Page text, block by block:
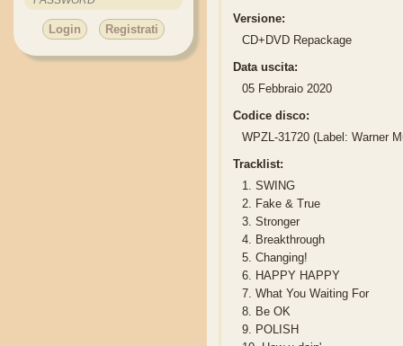
Login Registrati
Versione:
CD+DVD Repackage
Data uscita:
05 Febbraio 2020
Codice disco:
WPZL-31720 (Label: Warner
Tracklist:
1. SWING
2. Fake & True
3. Stronger
4. Breakthrough
5. Changing!
6. HAPPY HAPPY
7. What You Waiting For
8. Be OK
9. POLISH